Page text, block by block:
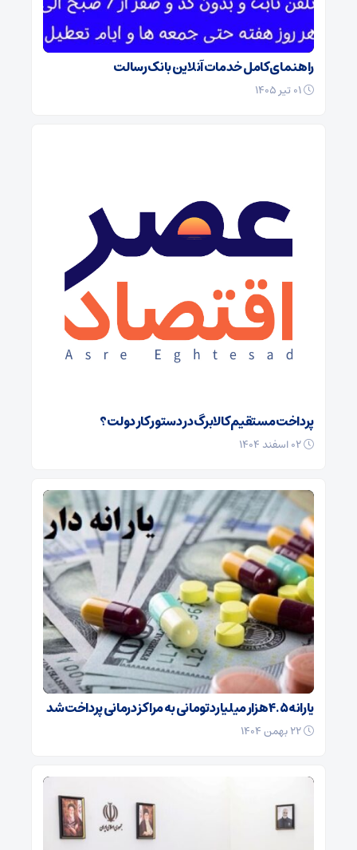
راهنمای کامل خدمات آنلاین بانک رسالت
پرداخت مستقیم کالابرگ در دستور کار دولت؟
یارانه ۴.۵ هزار میلیارد تومانی به مراکز درمانی پرداخت شد